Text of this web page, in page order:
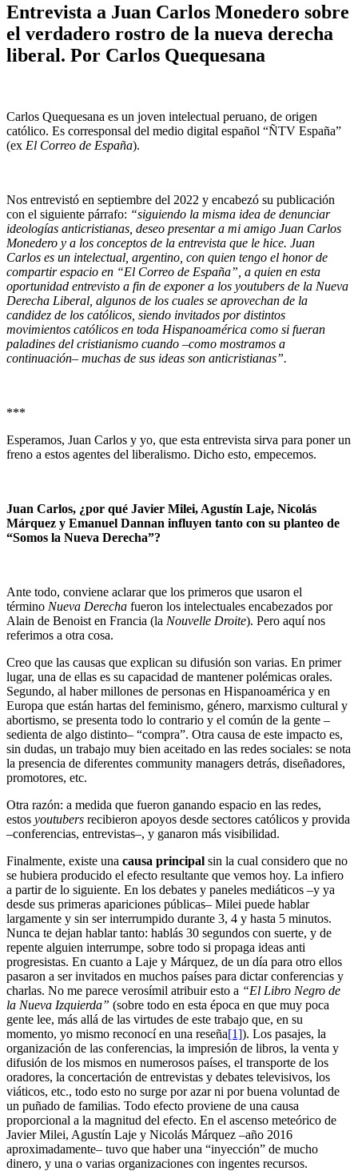
Entrevista a Juan Carlos Monedero sobre
el verdadero rostro de la nueva derecha
liberal. Por Carlos Quequesana
Carlos Quequesana es un joven intelectual peruano, de origen
católico. Es corresponsal del medio digital español “ÑTV España”
(ex El Correo de España).
Nos entrevistó en septiembre del 2022 y encabezó su publicación
con el siguiente párrafo: “siguiendo la misma idea de denunciar
ideologías anticristianas, deseo presentar a mi amigo Juan Carlos
Monedero y a los conceptos de la entrevista que le hice. Juan
Carlos es un intelectual, argentino, con quien tengo el honor de
compartir espacio en “El Correo de España”, a quien en esta
oportunidad entrevisto a fin de exponer a los youtubers de la Nueva
Derecha Liberal, algunos de los cuales se aprovechan de la
candidez de los católicos, siendo invitados por distintos
movimientos católicos en toda Hispanoamérica como si fueran
paladines del cristianismo cuando –como mostramos a
continuación– muchas de sus ideas son anticristianas”.
***
Esperamos, Juan Carlos y yo, que esta entrevista sirva para poner un
freno a estos agentes del liberalismo. Dicho esto, empecemos.
Juan Carlos, ¿por qué Javier Milei, Agustín Laje, Nicolás
Márquez y Emanuel Dannan influyen tanto con su planteo de
“Somos la Nueva Derecha”?
Ante todo, conviene aclarar que los primeros que usaron el
término Nueva Derecha fueron los intelectuales encabezados por
Alain de Benoist en Francia (la Nouvelle Droite). Pero aquí nos
referimos a otra cosa.
Creo que las causas que explican su difusión son varias. En primer
lugar, una de ellas es su capacidad de mantener polémicas orales.
Segundo, al haber millones de personas en Hispanoamérica y en
Europa que están hartas del feminismo, género, marxismo cultural y
abortismo, se presenta todo lo contrario y el común de la gente –
sedienta de algo distinto– “compra”. Otra causa de este impacto es,
sin dudas, un trabajo muy bien aceitado en las redes sociales: se nota
la presencia de diferentes community managers detrás, diseñadores,
promotores, etc.
Otra razón: a medida que fueron ganando espacio en las redes,
estos youtubers recibieron apoyos desde sectores católicos y provida
–conferencias, entrevistas–, y ganaron más visibilidad.
Finalmente, existe una causa principal sin la cual considero que no
se hubiera producido el efecto resultante que vemos hoy. La infiero
a partir de lo siguiente. En los debates y paneles mediáticos –y ya
desde sus primeras apariciones públicas– Milei puede hablar
largamente y sin ser interrumpido durante 3, 4 y hasta 5 minutos.
Nunca te dejan hablar tanto: hablás 30 segundos con suerte, y de
repente alguien interrumpe, sobre todo si propaga ideas anti
progresistas. En cuanto a Laje y Márquez, de un día para otro ellos
pasaron a ser invitados en muchos países para dictar conferencias y
charlas. No me parece verosímil atribuir esto a “El Libro Negro de
la Nueva Izquierda” (sobre todo en esta época en que muy poca
gente lee, más allá de las virtudes de este trabajo que, en su
momento, yo mismo reconocí en una reseña[1]). Los pasajes, la
organización de las conferencias, la impresión de libros, la venta y
difusión de los mismos en numerosos países, el transporte de los
oradores, la concertación de entrevistas y debates televisivos, los
viáticos, etc., todo esto no surge por azar ni por buena voluntad de
un puñado de familias. Todo efecto proviene de una causa
proporcional a la magnitud del efecto. En el ascenso meteórico de
Javier Milei, Agustín Laje y Nicolás Márquez –año 2016
aproximadamente– tuvo que haber una “inyección” de mucho
dinero, y una o varias organizaciones con ingentes recursos.